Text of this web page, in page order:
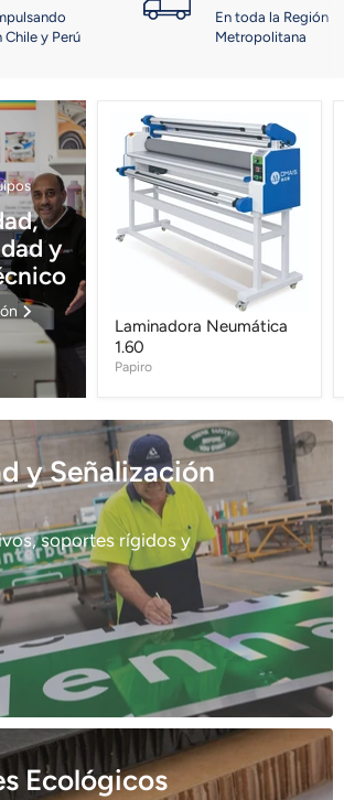
Chile y Perú
En toda la Región
Metropolitana
y
Laminadora
Neumática
1.60
Laminadora Neumática
1.60
Papiro
y Señalización
soportes rígidos y
Ecológicos